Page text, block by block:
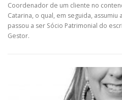
Coordenador de um cliente no
Catarina, o qual, em seguida, assumiu
passou a ser Sócio Patrimonial do
Gestor.